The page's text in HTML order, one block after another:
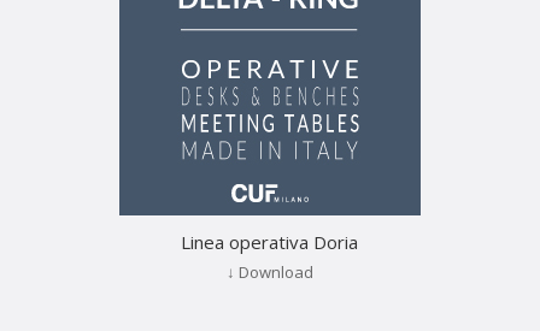
Linea operativa Doria
↓ Download